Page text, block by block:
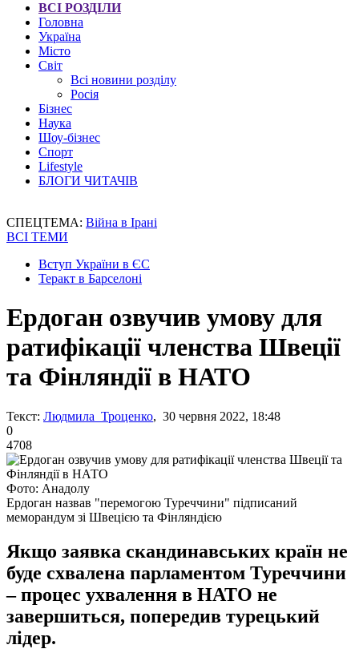
ВСІ РОЗДІЛИ
Головна
Україна
Місто
Світ
Всі новини розділу
Росія
Бізнес
Наука
Шоу-бізнес
Спорт
Lifestyle
БЛОГИ ЧИТАЧІВ
СПЕЦТЕМА: Війна в Ірані
ВСІ ТЕМИ
Вступ України в ЄС
Теракт в Барселоні
Ердоган озвучив умову для
ратифікації членства Швеції
та Фінляндії в НАТО
Текст: Людмила Троценко, 30 червня 2022, 18:48
0
4708
Фото: Анадолу
Ердоган назвав "перемогою Туреччини" підписаний
меморандум зі Швецією та Фінляндією
Якщо заявка скандинавських країн не
буде схвалена парламентом Туреччини
– процес ухвалення в НАТО не
завершиться, попередив турецький
лідер.